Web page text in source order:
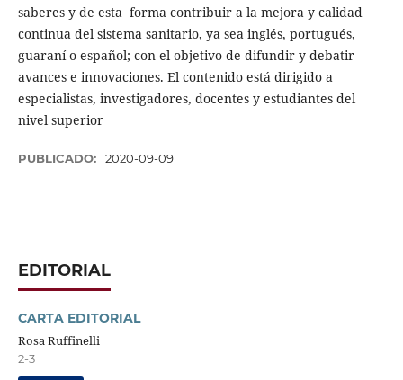
saberes y de esta forma contribuir a la mejora y calidad
continua del sistema sanitario, ya sea inglés, portugués,
guaraní o español; con el objetivo de difundir y debatir
avances e innovaciones. El contenido está dirigido a
especialistas, investigadores, docentes y estudiantes del
nivel superior
PUBLICADO: 2020-09-09
EDITORIAL
CARTA EDITORIAL
Rosa Ruffinelli
2-3